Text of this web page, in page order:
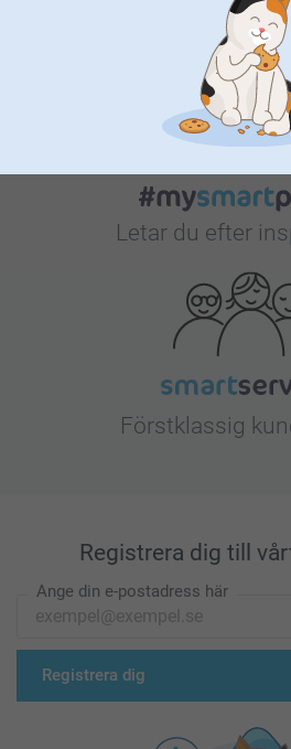
Bonus på alla
Letar du efter
Förstklassig
Registrera dig till
Ange din e-postadress här
Registrera dig